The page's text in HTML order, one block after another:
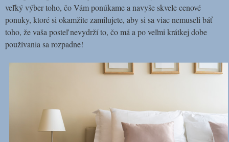
veľký výber toho, čo Vám ponúkame a navyše skvele cenové
ponuky, ktoré si okamžite zamilujete, aby si sa viac nemuseli báť
toho, že vaša posteľ nevydrží to, čo má a po veľmi krátkej dobe
používania sa rozpadne!